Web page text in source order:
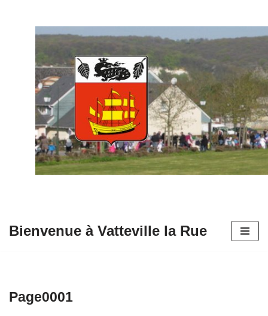
contenu
Bienvenue à Vatteville la Rue
Page0001